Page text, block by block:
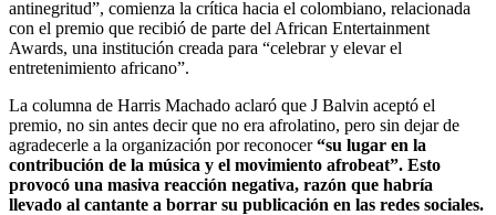
antinegritud”, comienza la crítica hacia el colombiano, relacionada
con el premio que recibió de parte del African Entertainment
Awards, una institución creada para “celebrar y elevar el
entretenimiento africano”.
La columna de Harris Machado aclaró que J Balvin aceptó el
premio, no sin antes decir que no era afrolatino, pero sin dejar de
agradecerle a la organización por reconocer“su lugar en la
contribución de la música y el movimiento afrobeat”. Esto
provocó una masiva reacción negativa, razón que habría
llevado al cantante a borrar su publicación en las redes sociales.